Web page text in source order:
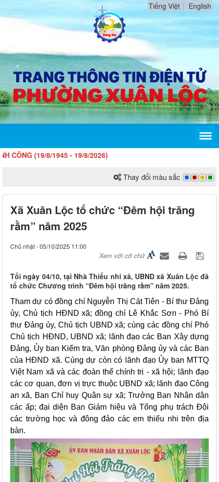
Tiếng Việt English
(19/8/1945 - 19/8/2026)
Thay đổi màu sắc
Xã Xuân Lộc tổ chức “Đêm hội trăng
rằm” năm 2025
Chủ nhật - 05/10/2025 11:00
Xem với cỡ chữ
Tối ngày 04/10, tại Nhà Thiếu nhi xã, UBND xã Xuân Lộc đã
tổ chức Chương trình “Đêm hội trăng rằm” năm 2025.
Tham dự có đồng chí Nguyễn Thị Cát Tiên - Bí thư Đảng
ủy, Chủ tịch HĐND xã; đồng chí Lê Khắc Sơn - Phó Bí
thư Đảng ủy, Chủ tịch UBND xã; cùng các đồng chí Phó
Chủ tịch HĐND, UBND xã; lãnh đạo các Ban Xây dựng
Đảng, Ủy ban Kiểm tra, Văn phòng Đảng ủy và các Ban
của HĐND xã. Cùng dự còn có lãnh đạo Ủy ban MTTQ
Việt Nam xã và các đoàn thể chính trị - xã hội; lãnh đạo
các cơ quan, đơn vị trực thuộc UBND xã; lãnh đạo Công
an xã, Ban Chỉ huy Quân sự xã; Trưởng Ban Nhân dân
các ấp; đại diện Ban Giám hiệu và Tổng phụ trách Đội
các trường học và đông đảo các em thiếu nhi trên địa
bàn.